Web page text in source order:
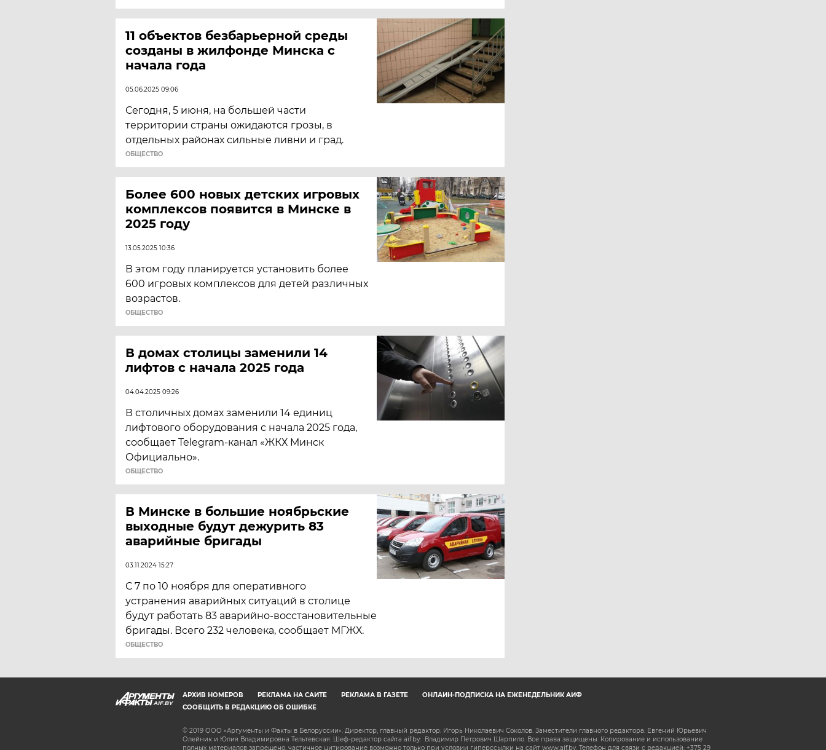
11 объектов безбарьерной среды
созданы в жилфонде Минска с
начала года
05.06.2025 09:06
Сегодня, 5 июня, на большей части
территории страны ожидаются грозы, в
отдельных районах сильные ливни и град.
ОБЩЕСТВО
Более 600 новых детских игровых
комплексов появится в Минске в
2025 году
13.05.2025 10:36
В этом году планируется установить более
600 игровых комплексов для детей различных
возрастов.
ОБЩЕСТВО
В домах столицы заменили 14
лифтов с начала 2025 года
04.04.2025 09:26
В столичных домах заменили 14 единиц
лифтового оборудования с начала 2025 года,
сообщает Telegram-канал «ЖКХ Минск
Официально».
ОБЩЕСТВО
В Минске в большие ноябрьские
выходные будут дежурить 83
аварийные бригады
03.11.2024 15:27
С 7 по 10 ноября для оперативного
устранения аварийных ситуаций в столице
будут работать 83 аварийно-восстановительные
бригады. Всего 232 человека, сообщает МГЖХ.
ОБЩЕСТВО
AIF.BY
АРХИВ НОМЕРОВ РЕКЛАМА НА САЙТЕ РЕКЛАМА В ГАЗЕТЕ
ОНЛАЙН-ПОДПИСКА НА ЕЖЕНЕДЕЛЬНИК АИФ
СООБЩИТЬ В РЕДАКЦИЮ ОБ ОШИБКЕ
© 2019 ООО «Аргументы и Факты в Белоруссии». Директор, главный редактор: Игорь Николаевич Соколов. Заместители главного редактора: Евгений Юрьевич
Олейник и Юлия Владимировна Тельтевская. Шеф-редактор сайта aif.by: Владимир Петрович Шарпило. Все права защищены. Копирование и использование
полных материалов запрещено, частичное цитирование возможно только при условии гиперссылки на сайт www.aif.by. Телефон для связи с редакцией: +375 29